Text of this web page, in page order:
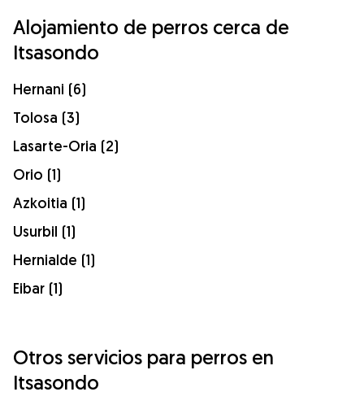
Alojamiento de perros cerca de
Itsasondo
Hernani (6)
Tolosa (3)
Lasarte-Oria (2)
Orio (1)
Azkoitia (1)
Usurbil (1)
Hernialde (1)
Eibar (1)
Otros servicios para perros en
Itsasondo